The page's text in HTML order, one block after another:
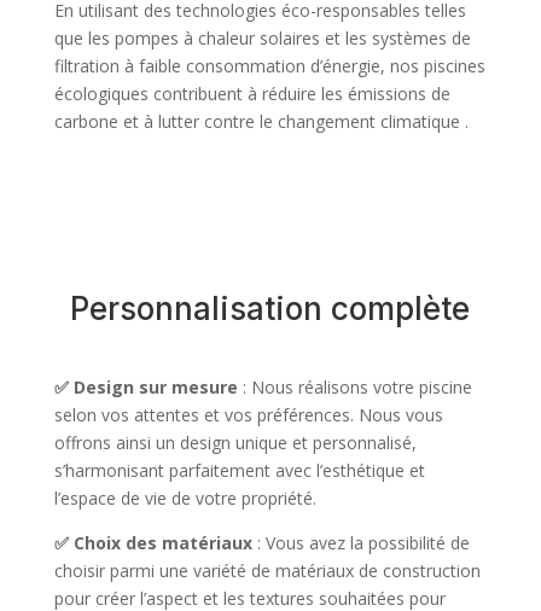
En utilisant des technologies éco-responsables telles
que les pompes à chaleur solaires et les systèmes de
filtration à faible consommation d’énergie, nos piscines
écologiques contribuent à réduire les émissions de
carbone et à lutter contre le changement climatique .
Personnalisation complète
✅ Design sur mesure : Nous réalisons votre piscine
selon vos attentes et vos préférences. Nous vous
offrons ainsi un design unique et personnalisé,
s’harmonisant parfaitement avec l’esthétique et
l’espace de vie de votre propriété.
✅ Choix des matériaux : Vous avez la possibilité de
choisir parmi une variété de matériaux de construction
pour créer l’aspect et les textures souhaitées pour